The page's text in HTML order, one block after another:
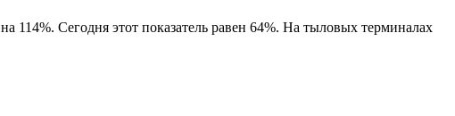
114%. Сегодня этот показатель равен 64%. На тыловых терминалах